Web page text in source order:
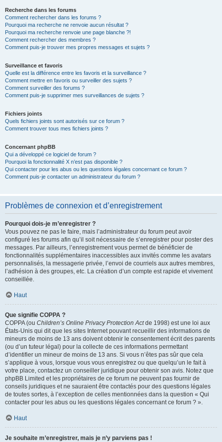
Recherche dans les forums
Comment rechercher dans les forums ?
Pourquoi ma recherche ne renvoie aucun résultat ?
Pourquoi ma recherche renvoie une page blanche ?!
Comment rechercher des membres ?
Comment puis-je trouver mes propres messages et sujets ?
Surveillance et favoris
Quelle est la différence entre les favoris et la surveillance ?
Comment mettre en favoris ou surveiller des sujets ?
Comment surveiller des forums ?
Comment puis-je supprimer mes surveillances de sujets ?
Fichiers joints
Quels fichiers joints sont autorisés sur ce forum ?
Comment trouver tous mes fichiers joints ?
Concernant phpBB
Qui a développé ce logiciel de forum ?
Pourquoi la fonctionnalité X n’est pas disponible ?
Qui contacter pour les abus ou les questions légales concernant ce forum ?
Comment puis-je contacter un administrateur du forum ?
Problèmes de connexion et d’enregistrement
Pourquoi dois-je m’enregistrer ?
Vous pouvez ne pas le faire, mais l’administrateur du forum peut avoir
configuré les forums afin qu’il soit nécessaire de s’enregistrer pour poster des
messages. Par ailleurs, l’enregistrement vous permet de bénéficier de
fonctionnalités supplémentaires inaccessibles aux invités comme les avatars
personnalisés, la messagerie privée, l’envoi de courriels aux autres membres,
l’adhésion à des groupes, etc. La création d’un compte est rapide et vivement
conseillée.
Haut
Que signifie COPPA ?
COPPA (ou Children’s Online Privacy Protection Actde 1998) est une loi aux
États-Unis qui dit que les sites Internet pouvant recueillir des informations de
mineurs de moins de 13 ans doivent obtenir le consentement écrit des parents
(ou d’un tuteur légal) pour la collecte de ces informations permettant
d’identifier un mineur de moins de 13 ans. Si vous n’êtes pas sûr que cela
s’applique à vous, lorsque vous vous enregistrez ou que quelqu’un le fait à
votre place, contactez un conseiller juridique pour obtenir son avis. Notez que
phpBB Limited et les propriétaires de ce forum ne peuvent pas fournir de
conseils juridiques et ne sauraient être contactés pour des questions légales
de toutes sortes, à l’exception de celles mentionnées dans la question « Qui
contacter pour les abus ou les questions légales concernant ce forum ? ».
Haut
Je souhaite m’enregistrer, mais je n’y parviens pas !